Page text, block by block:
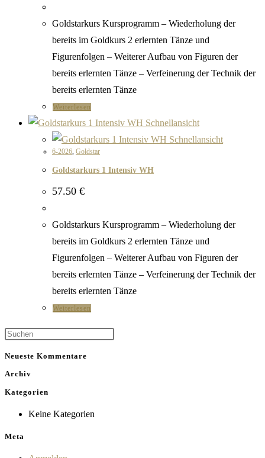
Goldstarkurs Kursprogramm – Wiederholung der
bereits im Goldkurs 2 erlernten Tänze und
Figurenfolgen – Weiterer Aufbau von Figuren der
bereits erlernten Tänze – Verfeinerung der Technik der
bereits erlernten Tänze
Weiterlesen
Schnellansicht
Schnellansicht
6-2026 Goldstar
Goldstarkurs 1 Intensiv WH
57.50 €
Goldstarkurs Kursprogramm – Wiederholung der
bereits im Goldkurs 2 erlernten Tänze und
Figurenfolgen – Weiterer Aufbau von Figuren der
bereits erlernten Tänze – Verfeinerung der Technik der
bereits erlernten Tänze
Weiterlesen
Neueste Kommentare
Archiv
Kategorien
Keine Kategorien
Meta